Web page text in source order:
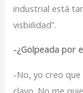
industrial está
visbiilidad”.
-¿Golpeada por
-No, yo creo que
clavo. No me